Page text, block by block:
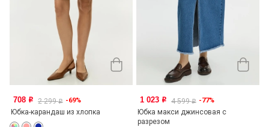
708 o 2 299o -69%
Юбка-карандаш из хлопка
1 023 o 4 599o -77%
Юбка макси джинсовая с
разрезом